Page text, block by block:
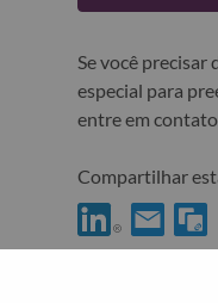
Se você precisar
especial para
entre em
Compartilhar
Compartilhar